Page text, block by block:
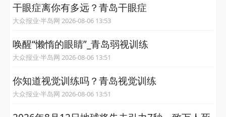
干眼症离你有多远？青岛干眼症
大众报业·半岛网 2026-08-06 13:53
唤醒“懒惰的眼睛”_青岛弱视训练
大众报业·半岛网 2026-08-06 13:51
你知道视觉训练吗？青岛视觉训练
大众报业·半岛网 2026-08-06 13:51